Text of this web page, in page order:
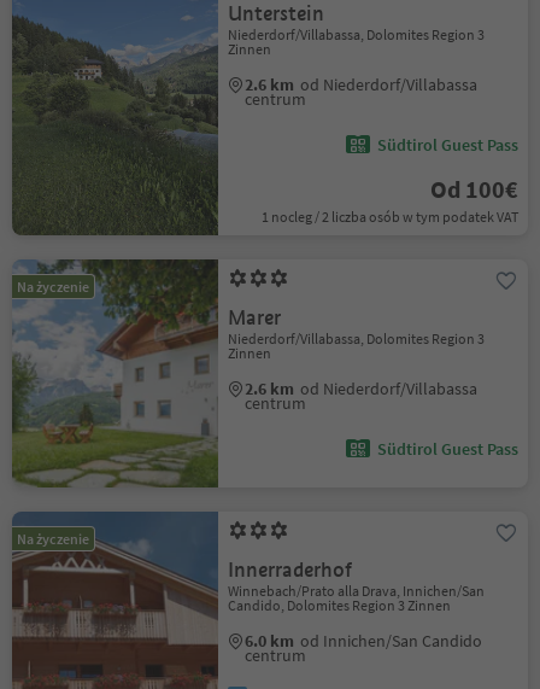
Unterstein
Niederdorf/Villabassa, Dolomites Region 3
Zinnen
2.6 km od Niederdorf/Villabassa
centrum
Südtirol Guest Pass
Od 100€
1 nocleg / 2 liczba osób w tym podatek VAT
Na życzenie
Marer
Niederdorf/Villabassa, Dolomites Region 3
Zinnen
2.6 km od Niederdorf/Villabassa
centrum
Südtirol Guest Pass
Na życzenie
Innerraderhof
Winnebach/Prato alla Drava, Innichen/San
Candido, Dolomites Region 3 Zinnen
6.0 km od Innichen/San Candido
centrum